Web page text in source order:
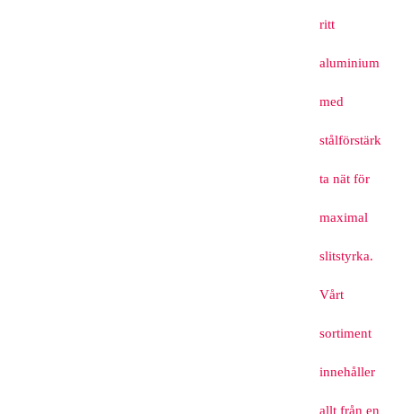
ritt
aluminium
med
stålförstärk
ta nät för
maximal
slitstyrka.
Vårt
sortiment
innehåller
allt från en